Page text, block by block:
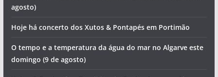
agosto)
Hoje há concerto dos Xutos & Pontapés em Portimão
O tempo e a temperatura da água do mar no Algarve este
domingo (9 de agosto)